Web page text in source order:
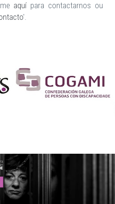
aquípara contactarnos ou
'.